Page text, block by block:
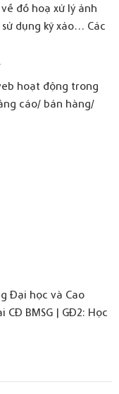
đồ hoạ xử lý ảnh
dụng kỹ xảo… Các
hoạt động trong
cáo/ bán hàng/
Đại học và Cao
CĐ BMSG | GĐ2: Học